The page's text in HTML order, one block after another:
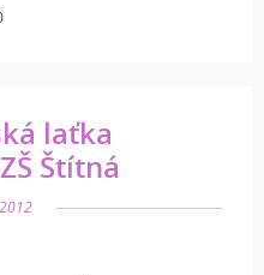
laťka
Štítná